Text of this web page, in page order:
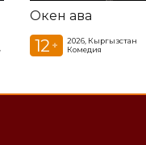
Окен ава
12 +
2026, Кыргызстан
Комедия